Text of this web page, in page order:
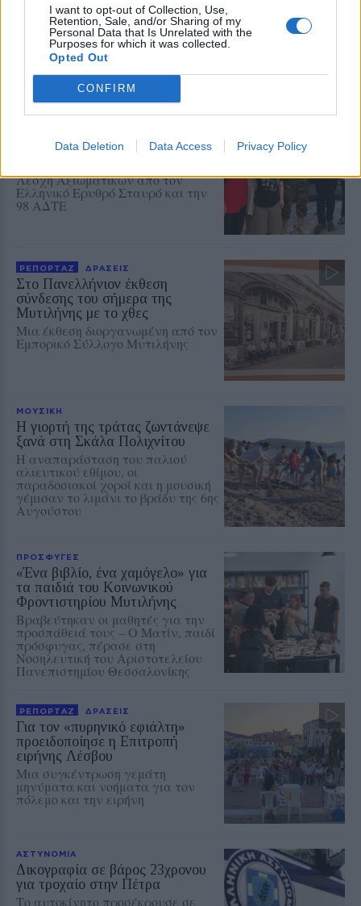
I want to opt-out of Collection, Use,
Retention, Sale, and/or Sharing of my
Personal Data that Is Unrelated with the
Purposes for which it was collected.
Opted Out
CONFIRM
Data Deletion Data Access Privacy Policy
Νέα συνεργασία της
«Ανακύκλωσης Αιγαίου» με τον
Σύνδεσμο Κοινωνικής Προστασίας
και Αλληλεγγύης
ΔΡΑΣΕΙΣ
παιδιά της «Κυψέλης»
Λέσχη Αξιωματικών από τον
Ελληνικό Ερυθρό Σταυρό και την
98 ΑΔΤΕ
ΡΕΠΟΡΤΑΖ ΔΡΑΣΕΙΣ
Στο Πανελλήνιον έκθεση
σύνδεσης του σήμερα της
Μυτιλήνης με το χθες
Μια έκθεση διοργανωμένη από τον
Εμπορικό Σύλλογο Μυτιλήνης
ΜΟΥΣΙΚΗ
Η γιορτή της τράτας ζωντάνεψε
ξανά στη Σκάλα Πολιχνίτου
Η αναπαράσταση του παλιού
αλιευτικού εθίμου, οι
παραδοσιακοί χοροί και η μουσική
γέμισαν το λιμάνι το βράδυ της 6ης
Αυγούστου
ΠΡΟΣΦΥΓΕΣ
«Ένα βιβλίο, ένα χαμόγελο» για
τα παιδιά του Κοινωνικού
Φροντιστηρίου Μυτιλήνης
Βραβεύτηκαν οι μαθητές για την
προσπάθειά τους – Ο Ματίν, παιδί
πρόσφυγας, πέρασε στη
Νοσηλευτική του Αριστοτελείου
Πανεπιστημίου Θεσσαλονίκης
ΡΕΠΟΡΤΑΖ ΔΡΑΣΕΙΣ
Για τον «πυρηνικό εφιάλτη»
προειδοποίησε η Επιτροπή
ειρήνης Λέσβου
Μια συγκέντρωση γεμάτη
μηνύματα και νοήματα για τον
πόλεμο και την ειρήνη
ΑΣΤΥΝΟΜΙΑ
Δικογραφία σε βάρος 23χρονου
για τροχαίο στην Πέτρα
Το αυτοκίνητο προσέκρουσε σε